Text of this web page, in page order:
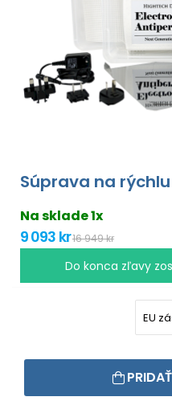
Súprava na
Na sklade 1x
9 093 kr16 949 kr
Do konca zľavy